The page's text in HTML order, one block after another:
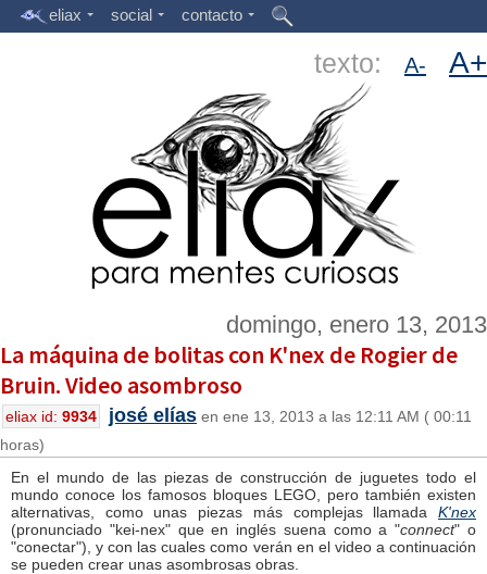
eliax social contacto
texto: A- A+
domingo, enero 13, 2013
La máquina de bolitas con K'nex de Rogier de
Bruin. Video asombroso
eliax id: 9934 josé elías en ene 13, 2013 a las 12:11 AM ( 00:11
horas)
En el mundo de las piezas de construcción de juguetes todo el
mundo conoce los famosos bloques LEGO, pero también existen
alternativas, como unas piezas más complejas llamada K'nex
(pronunciado "kei-nex" que en inglés suena como a "connect" o
"conectar"), y con las cuales como verán en el video a continuación
se pueden crear unas asombrosas obras.